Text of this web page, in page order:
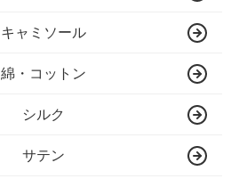
キャミソール
綿・コットン
シルク
サテン